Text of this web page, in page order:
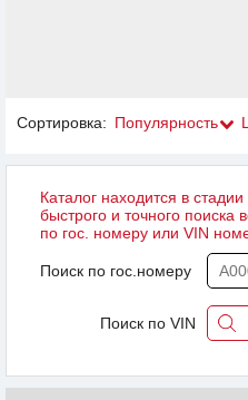
Сортировка: Популярность
Каталог находится в
быстрого и точного поиска
по гос. номеру или VIN
Поиск по гос.номеру
Поиск по VIN